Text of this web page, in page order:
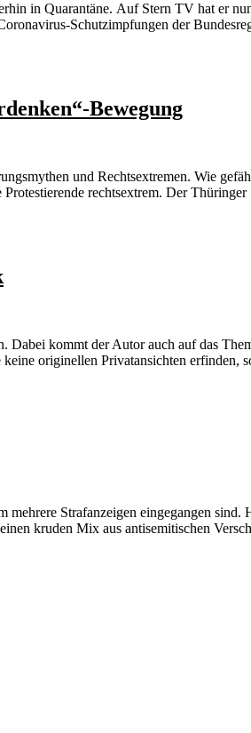
in Quarantäne. Auf Stern TV hat er
Schutzimpfungen der
Bewegung
und Rechtsextremen. Wie
rechtsextrem. Der
kommt der Autor auch auf das
originellen Privatansichten erfinden,
Strafanzeigen eingegangen
kruden Mix aus antisemitischen